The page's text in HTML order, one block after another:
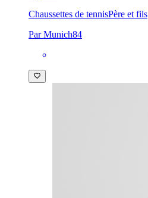
Chaussettes de tennisPère et fils
Par Munich84